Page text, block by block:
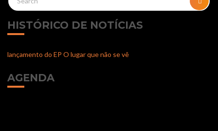
for:
HISTÓRICO DE NOTÍCIAS
lançamento do EP O lugar que não se vê
AGENDA